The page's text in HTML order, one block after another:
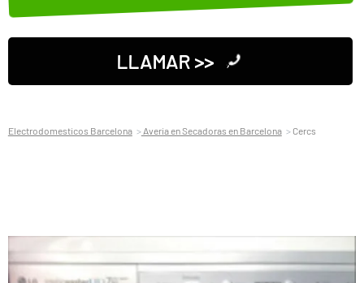
LLAMAR >>
Electrodomesticos Barcelona Averia en Secadoras en Barcelona Cercs